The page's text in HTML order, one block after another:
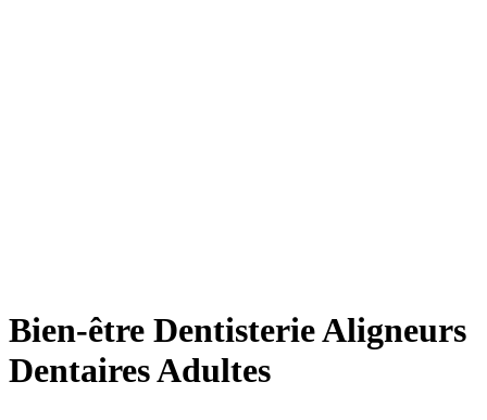
Bien-être Dentisterie Aligneurs
Dentaires Adultes